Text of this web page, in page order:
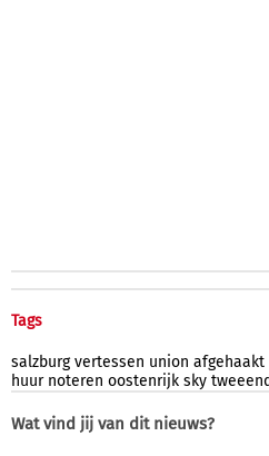
Tags
salzburg vertessen union afgehaakt
huur noteren oostenrijk sky
Wat vind jij van dit nieuws?